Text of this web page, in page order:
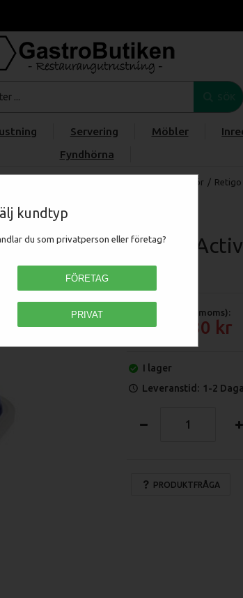
kundtyp
du som privatperson eller företag?
FÖRETAG
PRIVAT
Servering Möbler
Fyndhörna
Retigo Tillbehör / Retigo
Retigo
Pris (exkl moms):
754.80
I lager
Leveranstid: 1-2
PRODUKTFRÅGA